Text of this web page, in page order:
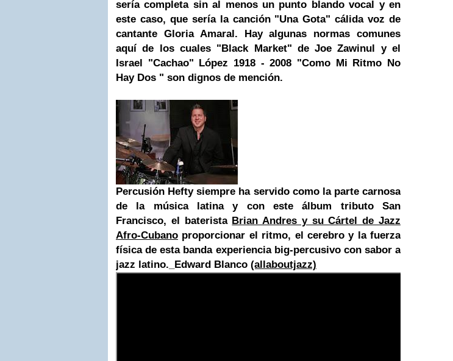
sería completa sin al menos un punto blando vocal y en
este caso, que sería la canción "Una Gota" cálida voz de
cantante Gloria Amaral. Hay algunas normas comunes
aquí de los cuales "Black Market" deJoe Zawinul y el
Israel "Cachao" López 1918 - 2008 "Como Mi Ritmo No
Hay Dos " son dignos de mención.
Percusión Hefty siempre ha servido como la parte carnosa
de la música latina y con este álbum tributo San
Francisco, el baterista Brian Andres y su Cártel de Jazz
Afro-Cubano proporcionar el ritmo, el cerebro y la fuerza
física de esta banda experiencia big-percusivo con sabor a
jazz latino._Edward Blanco (allaboutjazz)